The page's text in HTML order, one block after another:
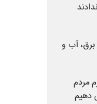
آب و
مردم
دهیم